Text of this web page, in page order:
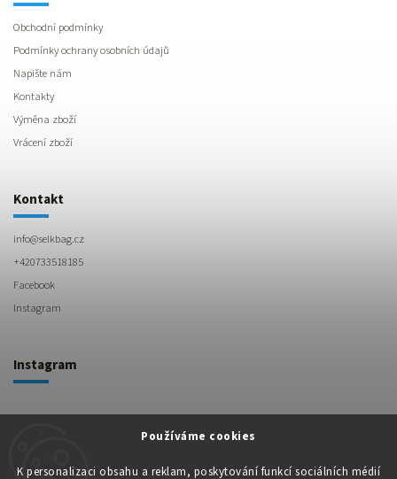
Používáme cookies
K personalizaci obsahu a reklam, poskytování funkcí sociálních médií
Obchodní podmínky
Podmínky ochrany osobních údajů
Napište nám
Kontakty
Výměna zboží
Vrácení zboží
Kontakt
info@selkbag.cz
+420733518185
Facebook
Instagram
Instagram